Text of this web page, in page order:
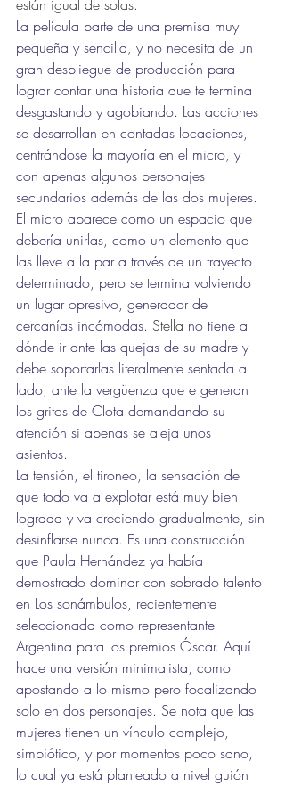
están igual de solas.
La película parte de una premisa muy
pequeña y sencilla, y no necesita de un
gran despliegue de producción para
lograr contar una historia que te termina
desgastando y agobiando. Las acciones
se desarrollan en contadas locaciones,
centrándose la mayoría en el micro, y
con apenas algunos personajes
secundarios además de las dos mujeres.
El micro aparece como un espacio que
debería unirlas, como un elemento que
las lleve a la par a través de un trayecto
determinado, pero se termina volviendo
un lugar opresivo, generador de
cercanías incómodas. Stella no tiene a
dónde ir ante las quejas de su madre y
debe soportarlas literalmente sentada al
lado, ante la vergüenza que e generan
los gritos de Clota demandando su
atención si apenas se aleja unos
asientos.
La tensión, el tironeo, la sensación de
que todo va a explotar está muy bien
lograda y va creciendo gradualmente, sin
desinflarse nunca. Es una construcción
que Paula Hernández ya había
demostrado dominar con sobrado talento
en Los sonámbulos, recientemente
seleccionada como representante
Argentina para los premios Óscar. Aquí
hace una versión minimalista, como
apostando a lo mismo pero focalizando
solo en dos personajes. Se nota que las
mujeres tienen un vínculo complejo,
simbiótico, y por momentos poco sano,
lo cual ya está planteado a nivel guión